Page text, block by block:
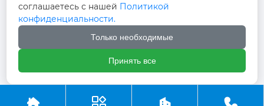
winston-xu@hengdingfan.com
+86-13806434669
 +86 13806434669
   
соглашаетесь с нашей Политикой
конфиденциальности.
Только необходимые
Принять все